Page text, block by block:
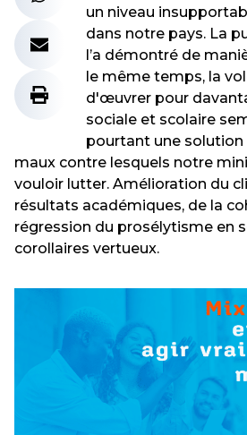
un niveau
dans notre pays. La
l’a démontré de
le même temps, la
d'œuvrer pour
sociale et scolaire
pourtant une solution
maux contre lesquels notre
vouloir lutter. Amélioration du
résultats académiques, de la
régression du prosélytisme en
corollaires vertueux.